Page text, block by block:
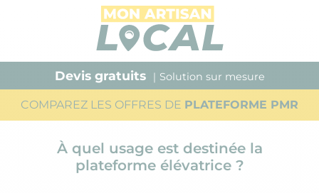
Devis gratuits ｜Solution sur mesure
COMPAREZ LES OFFRES DE PLATEFORME PMR
À quel usage est destinée la
plateforme élévatrice ?